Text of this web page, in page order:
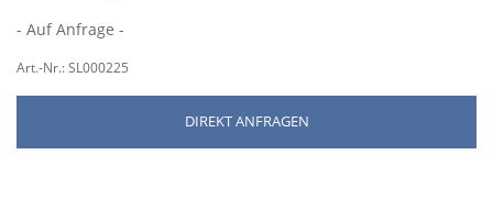
- Auf Anfrage -
Art.-Nr.: SL000225
DIREKT ANFRAGEN